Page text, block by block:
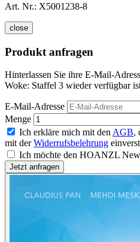
Art. Nr.: X5001238-8
close
Produkt anfragen
Hinterlassen Sie ihre E-Mail-
Woke: Staffel 3 wieder verfügbar
E-Mail-Adresse
Menge
Ich erkläre mich mit den AGB,
mit derWiderrufsbelehrung
Ich möchte den HOANZL